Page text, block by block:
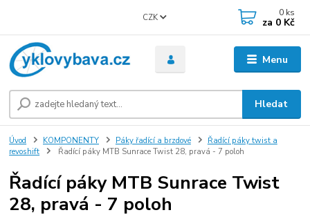
Menu
CZK
Hledat
0 ks
za 0 Kč
Úvod KOMPONENTY Páky řadící a brzdové
Řadící páky twist a
revoshift
Řadící páky MTB Sunrace Twist 28, pravá - 7 poloh
Řadící páky MTB Sunrace Twist
28, pravá - 7 poloh